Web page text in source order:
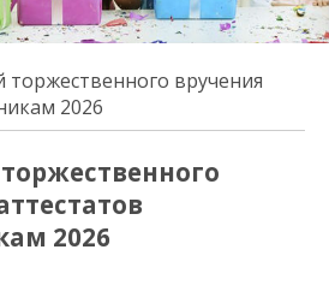
торжественного вручения
2026
2026